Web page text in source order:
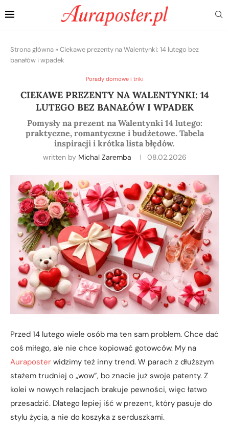
Strona główna » Ciekawe prezenty na Walentynki: 14 lutego bez
banałów i wpadek
Porady domowe i triki
CIEKAWE PREZENTY NA WALENTYNKI: 14
LUTEGO BEZ BANAŁÓW I WPADEK
Pomysły na prezent na Walentynki 14 lutego:
praktyczne, romantyczne i budżetowe. Tabela
inspiracji i krótka lista błędów.
written by Michal Zaremba 08.02.2026
Przed 14 lutego wiele osób ma ten sam problem. Chce dać
coś miłego, ale nie chce kopiować gotowców. My na
Auraposter widzimy też inny trend. W parach z dłuższym
stażem trudniej o „wow”, bo znacie już swoje patenty. Z
kolei w nowych relacjach brakuje pewności, więc łatwo
przesadzić. Dlatego lepiej iść w prezent, który pasuje do
stylu życia, a nie do koszyka z serduszkami.